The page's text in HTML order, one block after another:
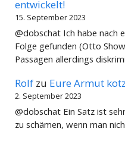
entwickelt!
15. September 2023
@dobschat Ich habe nach
Folge gefunden (Otto
Passagen allerdings
Rolf zu Eure Armut
2. September 2023
@dobschat Ein Satz ist
zu schämen, wenn man